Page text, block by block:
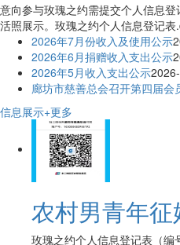
意向参与玫瑰之约需提交个人信息
活照展示。玫瑰之约个人信息登记表
2026年7月份收入及使用公示
2026年6月捐赠收入支出公示
2026年5月收入支出公示
廊坊市慈善总会召开第四届会
信息展示+更多
农村男青年征
玫瑰之约个人信息登记表（